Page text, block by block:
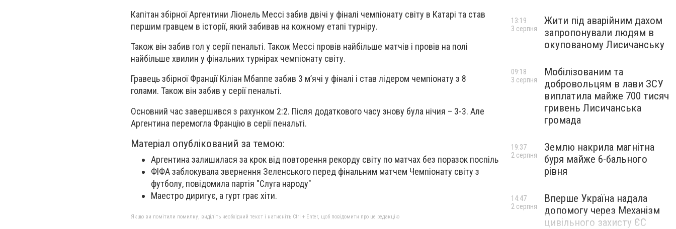
Капітан збірної Аргентини Ліонель Мессі забив двічі у фіналі чемпіонату світу в Катарі та став
першим гравцем в історії, який забивав на кожному етапі турніру.
Також він забив гол у серії пенальті. Також Мессі провів найбільше матчів і провів на полі
найбільше хвилин у фінальних турнірах чемпіонату світу.
Гравець збірної Франції Кіліан Мбаппе забив 3 м’ячі у фіналі і став лідером чемпіонату з 8
голами. Також він забив у серії пенальті.
Основний час завершився з рахунком 2:2. Після додаткового часу знову була нічия – 3-3. Але
Аргентина перемогла Францію в серії пенальті.
Матеріал опублікований за темою:
Аргентина залишилася за крок від повторення рекорду світу по матчах без поразок поспіль
ФІФА заблокувала звернення Зеленського перед фінальним матчем Чемпіонату світу з
футболу, повідомила партія "Слуга народу"
Маестро диригує, а гурт грає хіти.
Якщо ви помітили помилку, виділіть необхідний текст і натисніть Ctrl + Enter, щоб повідомити про це редакцію
Жити під аварійним дахом
запропонували людям в
окупованому Лисичанську
13:19
3 серпня
Мобілізованим та
добровольцям в лави ЗСУ
виплатила майже 700 тисяч
гривень Лисичанська
громада
09:18
3 серпня
Землю накрила магнітна
буря майже 6-бального
рівня
19:37
2 серпня
Вперше Україна надала
допомогу через Механізм
цивільного захисту ЄС
14:47
2 серпня